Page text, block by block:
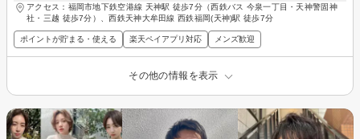
アクセス：福岡市地下鉄空港線 天神駅 徒歩7分（西鉄バス 今泉一丁目・天神警固神
社・三越 徒歩7分）、西鉄天神大牟田線 西鉄福岡(天神)駅 徒歩7分
ポイントが貯まる・使える 楽天ペイアプリ対応 メンズ歓迎
その他の情報を表示